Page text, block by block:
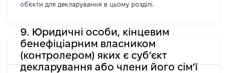
об'єкти для декларування в цьому розділі.
9. Юридичні особи, кінцевим
бенефіціарним власником
(контролером) яких є суб’єкт
декларування або члени його сім’ї